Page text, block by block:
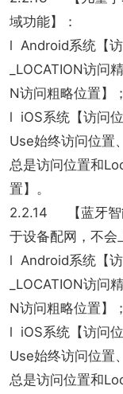
域功能】：
l Android系统【访
_LOCATION访问
N访问粗略位置】；
l iOS系统【访问
Use始终访问位置
总是访问位置和
置】。
2.2.14 【蓝牙智
于设备配网，不会
l Android系统【访
_LOCATION访问
N访问粗略位置】；
l iOS系统【访问
Use始终访问位置
总是访问位置和